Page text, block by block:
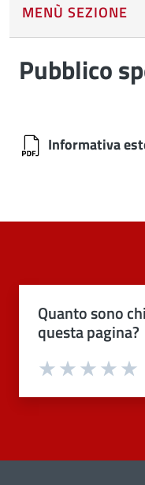
MENÙ SEZIONE
Pubblico
Informativa
Quanto sono
questa pagina?
Valuta 3
Valuta 2
Valuta 1 stelle su